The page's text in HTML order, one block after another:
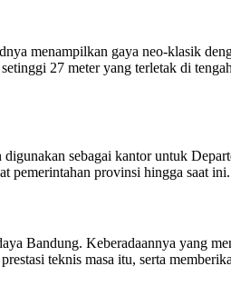
menampilkan gaya neo-klasik
27 meter yang terletak di
sebagai kantor untuk
pemerintahan provinsi hingga saat ini.
Bandung. Keberadaannya yang
teknis masa itu, serta